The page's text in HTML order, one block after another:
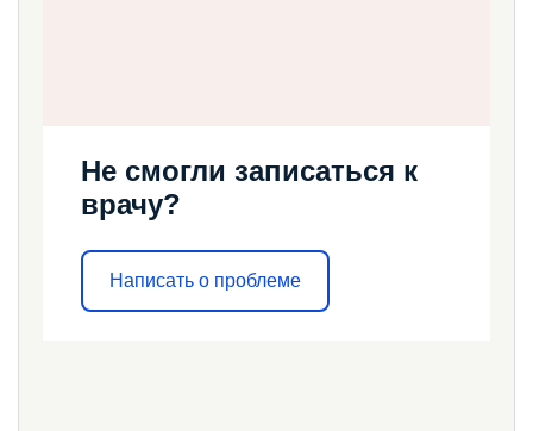
Не смогли записаться к
врачу?
Написать о проблеме